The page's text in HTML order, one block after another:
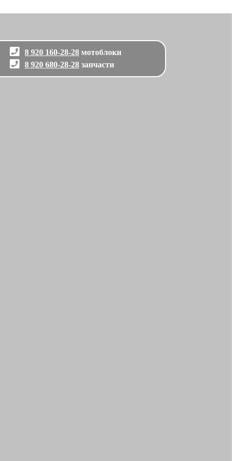
8 920 160-28-28 мотоблоки
8 920 680-28-28 запчасти